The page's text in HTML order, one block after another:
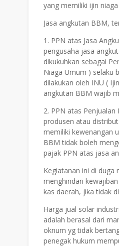
yang memiliki ijin
Jasa angkutan BBM,
1. PPN atas Jasa
pengusaha jasa
dikukuhkan sebagai
Niaga Umum ) selaku
dilakukan oleh INU (
angkutan BBM wajib
2. PPN atas
produsen atau
memiliki kewenangan
BBM tidak boleh
pajak PPN atas jasa
Kegiatanan ini di duga
menghindari
kas daerah, jika tidak
Harga jual solar
adalah berasal dari
oknum yg tidak
penegak hukum